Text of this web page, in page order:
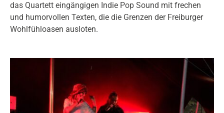
das Quartett eingängigen Indie Pop Sound mit frechen
und humorvollen Texten, die die Grenzen der Freiburger
Wohlfühloasen ausloten.